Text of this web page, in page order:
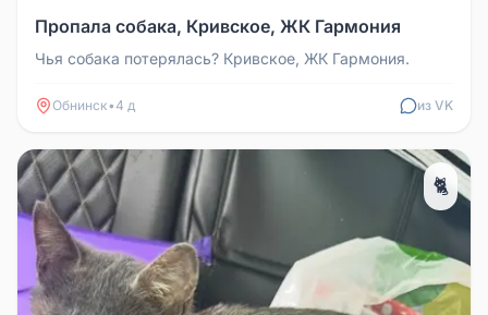
Пропала собака, Кривское, ЖК Гармония
Чья собака потерялась? Кривское, ЖК Гармония.
Обнинск•4 д из VK
🐈